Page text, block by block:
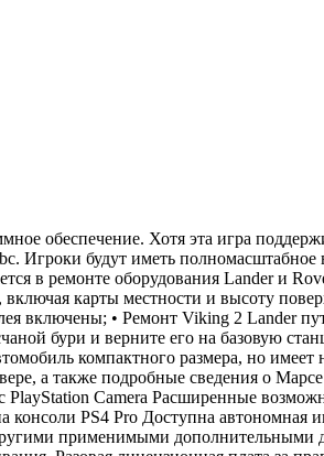
обеспечение. Хотя эта игра
Игроки будут иметь
в ремонте оборудования Lander и
карты местности и высоту
включены; • Ремонт Viking 2 Lander
бури и верните его на базовую
компактного размера, но имеет
а также подробные сведения о
Camera Расширенные
PS4 Pro Доступна автономная
применимыми дополнительными